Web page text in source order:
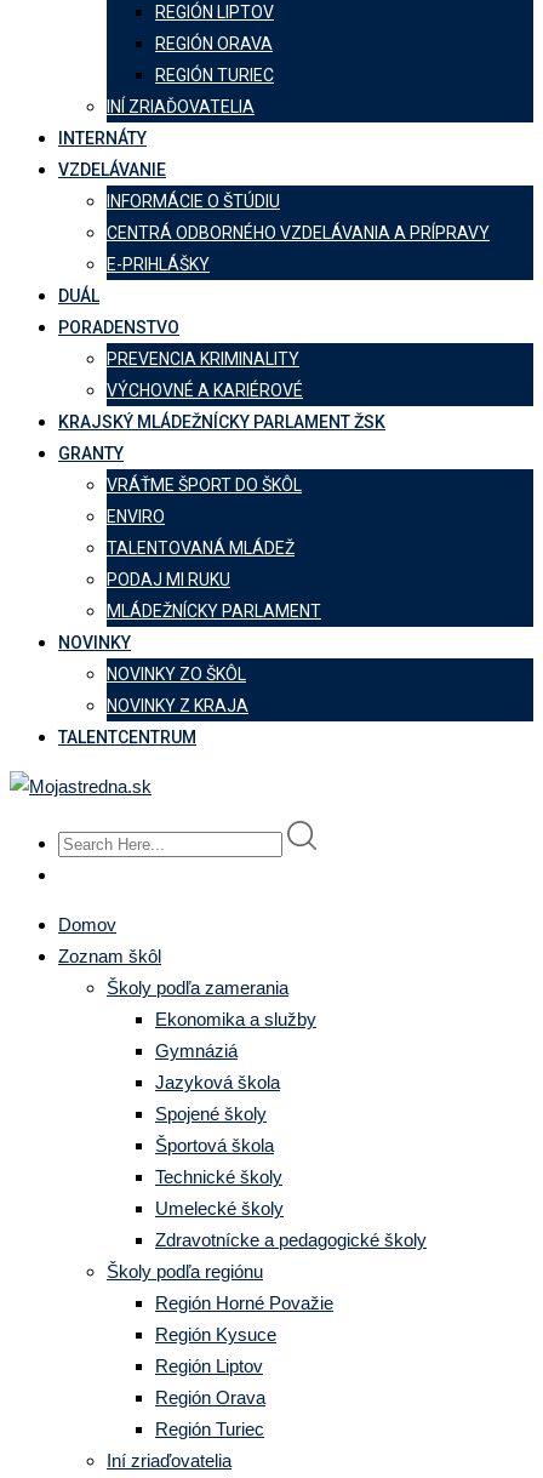
REGIÓN LIPTOV
REGIÓN ORAVA
REGIÓN TURIEC
INÍ ZRIAĎOVATELIA
INTERNÁTY
VZDELÁVANIE
INFORMÁCIE O ŠTÚDIU
CENTRÁ ODBORNÉHO VZDELÁVANIA A PRÍPRAVY
E-PRIHLÁŠKY
DUÁL
PORADENSTVO
PREVENCIA KRIMINALITY
VÝCHOVNÉ A KARIÉROVÉ
KRAJSKÝ MLÁDEŽNÍCKY PARLAMENT ŽSK
GRANTY
VRÁŤME ŠPORT DO ŠKÔL
ENVIRO
TALENTOVANÁ MLÁDEŽ
PODAJ MI RUKU
MLÁDEŽNÍCKY PARLAMENT
NOVINKY
NOVINKY ZO ŠKÔL
NOVINKY Z KRAJA
TALENTCENTRUM
Domov
Zoznam škôl
Školy podľa zamerania
Ekonomika a služby
Gymnáziá
Jazyková škola
Spojené školy
Športová škola
Technické školy
Umelecké školy
Zdravotnícke a pedagogické školy
Školy podľa regiónu
Región Horné Považie
Región Kysuce
Región Liptov
Región Orava
Región Turiec
Iní zriaďovatelia